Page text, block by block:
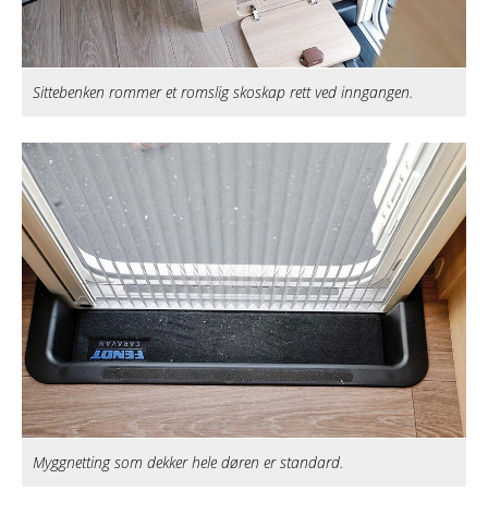
Sittebenken rommer et romslig skoskap rett ved inngangen.
Myggnetting som dekker hele døren er standard.